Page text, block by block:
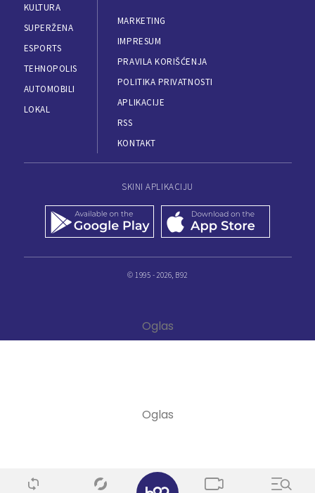
KULTURA
SUPERŽENA
ESPORTS
TEHNOPOLIS
AUTOMOBILI
LOKAL
MARKETING
IMPRESUM
PRAVILA KORIŠĆENJA
POLITIKA PRIVATNOSTI
APLIKACIJE
RSS
KONTAKT
SKINI APLIKACIJU
© 1995 - 2026, B92
✕